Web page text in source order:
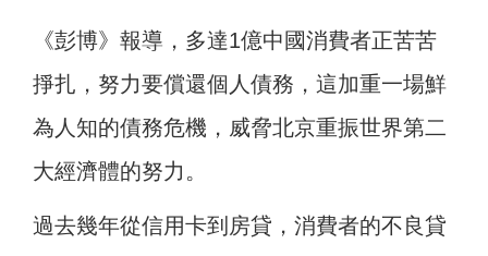
《彭博》報導，多達1億中國消費者正苦苦
掙扎，努力要償還個人債務，這加重一場鮮
為人知的債務危機，威脅北京重振世界第二
大經濟體的努力。
過去幾年從信用卡到房貸，消費者的不良貸